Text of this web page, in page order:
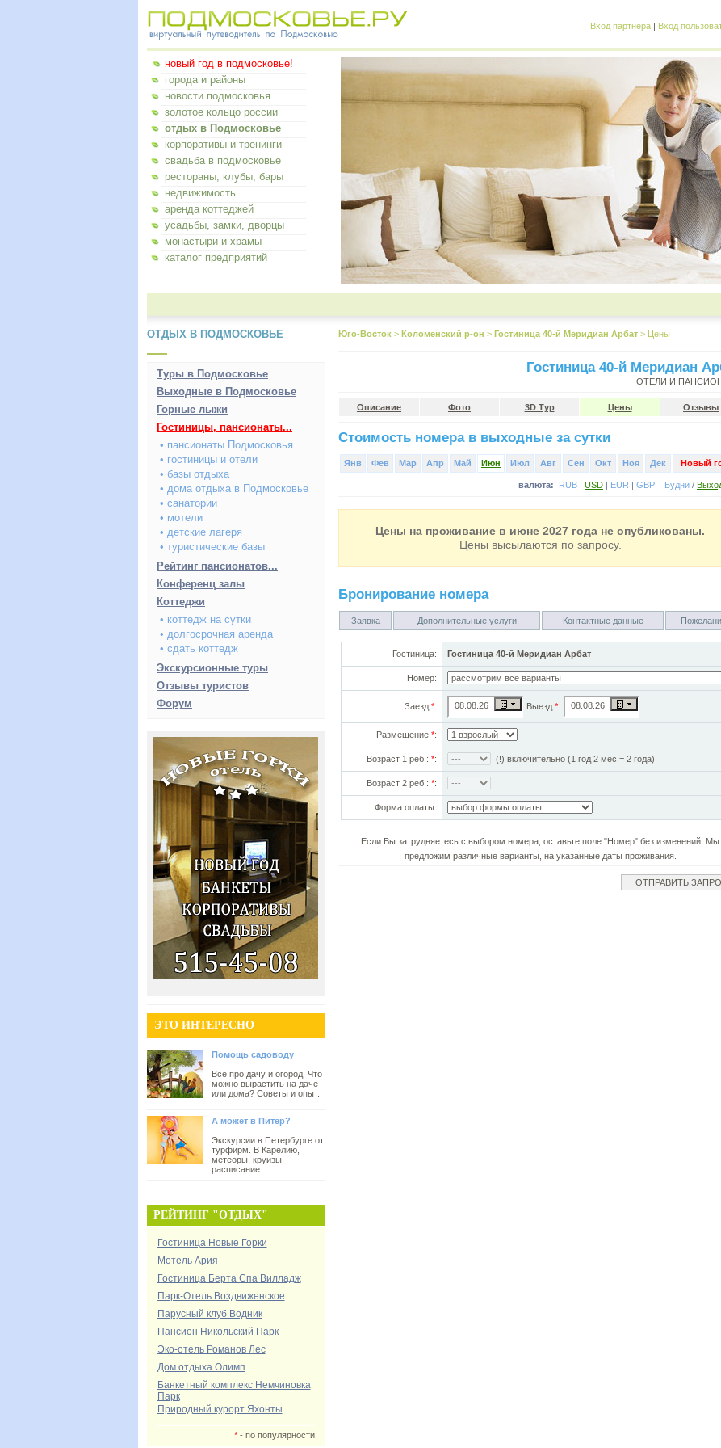
Вход партнера | Вход
новый год в подмосковье!
города и районы
новости подмосковья
золотое кольцо россии
отдых в Подмосковье
корпоративы и тренинги
свадьба в подмосковье
рестораны, клубы, бары
недвижимость
аренда коттеджей
усадьбы, замки, дворцы
монастыри и храмы
каталог предприятий
ОТДЫХ В ПОДМОСКОВЬЕ
Туры в Подмосковье
Выходные в Подмосковье
Горные лыжи
Гостиницы, пансионаты...
• пансионаты Подмосковья
• гостиницы и отели
• базы отдыха
• дома отдыха в Подмосковье
• санатории
• мотели
• детские лагеря
• туристические базы
Рейтинг пансионатов...
Конференц залы
Коттеджи
• коттедж на сутки
• долгосрочная аренда
• сдать коттедж
Экскурсионные туры
Отзывы туристов
Форум
ЭТО ИНТЕРЕСНО
Помощь садоводу
Все про дачу и огород. Что
можно вырастить на даче
или дома? Советы и опыт.
А может в Питер?
Экскурсии в Петербурге от
турфирм. В Карелию,
метеоры, круизы,
расписание.
РЕЙТИНГ "ОТДЫХ"
Гостиница Новые Горки
Мотель Ария
Гостиница Берта Спа Вилладж
Парк-Отель Воздвиженское
Парусный клуб Водник
Пансион Никольский Парк
Эко-отель Романов Лес
Дом отдыха Олимп
Банкетный комплекс Немчиновка
Парк
Природный курорт Яхонты
*- по популярности
Юго-Восток > Коломенский р-он > Гостиница 40-й Меридиан Арбат > Цены
Гостиница 40-й Меридиан
ОТЕЛИ И
Описание Фото 3D Тур Цены Отзывы
Стоимость номера в выходные за сутки
Янв Фев Мар Апр Май Июн Июл Авг Сен Окт Ноя Дек Новый
валюта: RUB | USD | EUR | GBP Будни /
Цены на проживание в июне 2027 года не опубликованы.
Цены высылаются по запросу.
Бронирование номера
Заявка Дополнительные услуги Контактные данные
Гостиница: Гостиница 40-й Меридиан Арбат
Номер:
Заезд *: Выезд *:
Размещение:*:
Возраст 1 реб.: *: (!) включительно (1 год 2 мес = 2 года)
Возраст 2 реб.: *:
Форма оплаты:
Если Вы затрудняетесь с выбором номера, оставьте поле "Номер" без изменений. Мы
предложим различные варианты, на указанные даты проживания.